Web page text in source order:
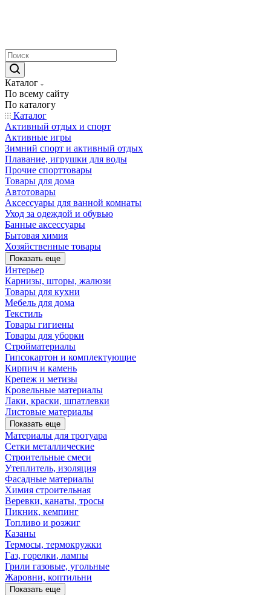
Каталог
По всему сайту
По каталогу
Каталог
Активный отдых и спорт
Активные игры
Зимний спорт и активный отдых
Плавание, игрушки для воды
Прочие спорттовары
Товары для дома
Автотовары
Аксессуары для ванной комнаты
Уход за одеждой и обувью
Банные аксессуары
Бытовая химия
Хозяйственные товары
Показать еще
Интерьер
Карнизы, шторы, жалюзи
Товары для кухни
Мебель для дома
Текстиль
Товары гигиены
Товары для уборки
Стройматериалы
Гипсокартон и комплектующие
Кирпич и камень
Крепеж и метизы
Кровельные материалы
Лаки, краски, шпатлевки
Листовые материалы
Показать еще
Материалы для тротуара
Сетки металлические
Строительные смеси
Утеплитель, изоляция
Фасадные материалы
Химия строительная
Веревки, канаты, тросы
Пикник, кемпинг
Топливо и розжиг
Казаны
Термосы, термокружки
Газ, горелки, лампы
Грили газовые, угольные
Жаровни, коптильни
Показать еще